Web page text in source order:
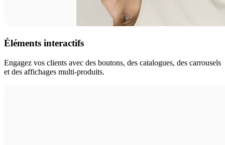
Éléments interactifs
Engagez vos clients avec des boutons, des catalogues, des carrousels
et des affichages multi-produits.